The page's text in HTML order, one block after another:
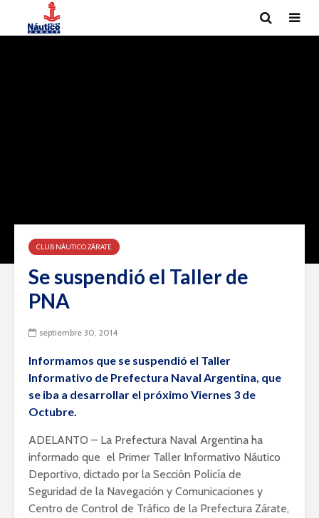
CLUB NÁUTICO ZÁRATE
Se suspendió el Taller de
PNA
septiembre 30, 2014
Informamos que se suspendió el Taller
Informativo de Prefectura Naval Argentina, que
se iba a desarrollar el próximo Viernes 3 de
Octubre.
ADELANTO – La Prefectura Naval Argentina ha
informado que el Primer Taller Informativo Náutico
Deportivo, dictado por la Sección Policía de
Seguridad de la Navegación y Comunicaciones y
Centro de Control de Tráfico de la Prefectura Zárate,